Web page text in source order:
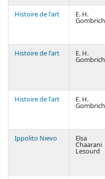
Histoire de l'art E. H.
Gombrich
Histoire de l'art E. H.
Gombrich
Histoire de l'art E. H.
Gombrich
Ippolito Nievo Elsa
Chaarani
Lesourd